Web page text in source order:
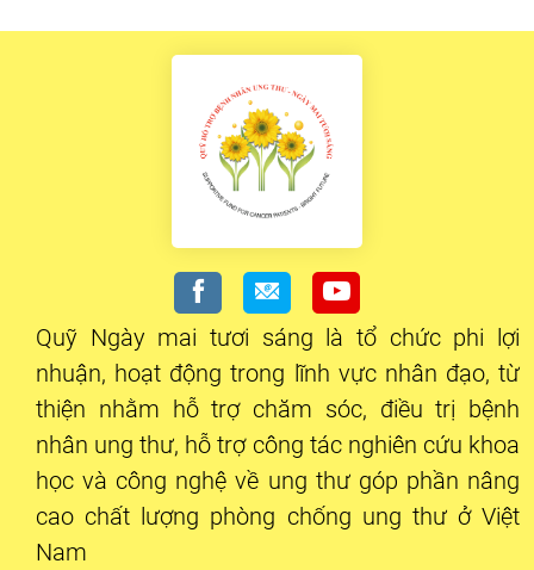
Quỹ Ngày mai tươi sáng là tổ chức phi lợi
nhuận, hoạt động trong lĩnh vực nhân đạo, từ
thiện nhằm hỗ trợ chăm sóc, điều trị bệnh
nhân ung thư, hỗ trợ công tác nghiên cứu khoa
học và công nghệ về ung thư góp phần nâng
cao chất lượng phòng chống ung thư ở Việt
Nam